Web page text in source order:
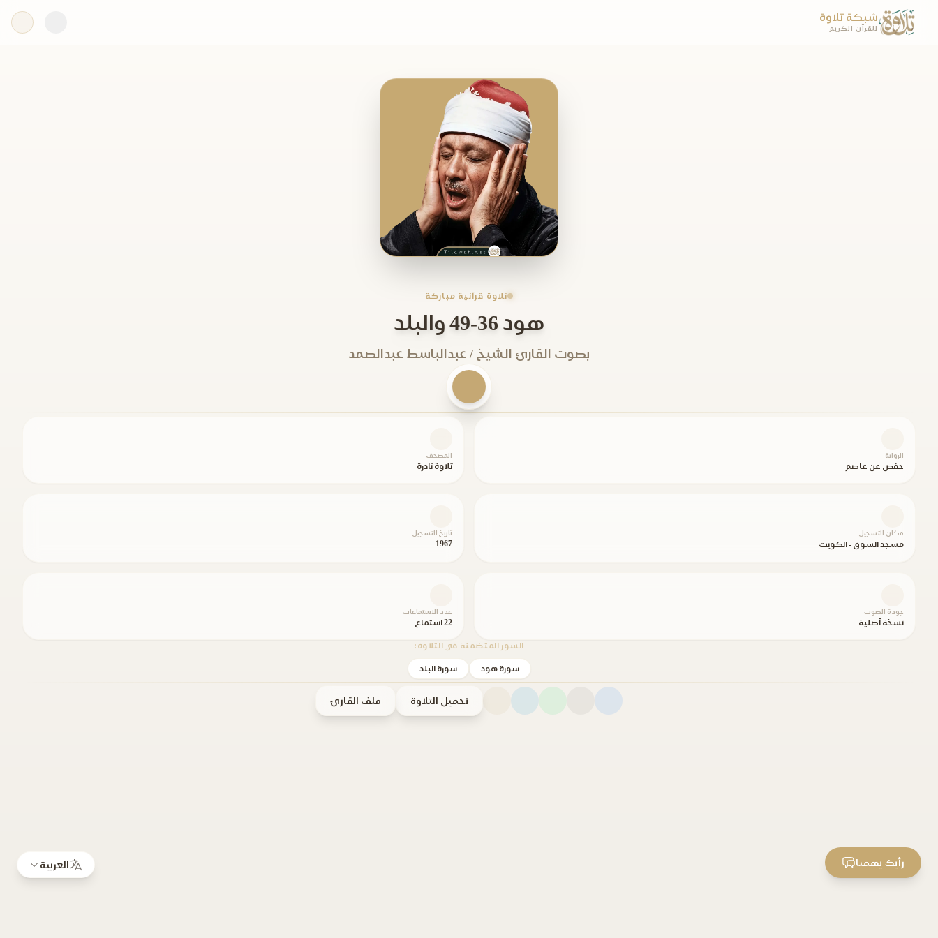
شبكة تلاوة
للقرآن الكريم
تلاوة قرآنية مباركة
هود 36-49 والبلد
بصوت القارئ الشيخ / عبدالباسط عبدالصمد
الرواية
حفص عن عاصم
المصحف
تلاوة نادرة
مكان التسجيل
مسجد السوق - الكويت
تاريخ التسجيل
1967
جودة الصوت
نسخة أصلية
عدد الاستماعات
22 استماع
السور المتضمنة في التلاوة:
سورة هود سورة البلد
تحميل التلاوة ملف القارئ
العربية رأيك يهمنا